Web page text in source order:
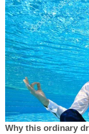
Why this ordinary